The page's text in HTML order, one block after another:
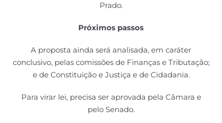
Prado.
Próximos passos
A proposta ainda será analisada, em caráter
conclusivo, pelas comissões de Finanças e Tributação;
e de Constituição e Justiça e de Cidadania.
Para virar lei, precisa ser aprovada pela Câmara e
pelo Senado.